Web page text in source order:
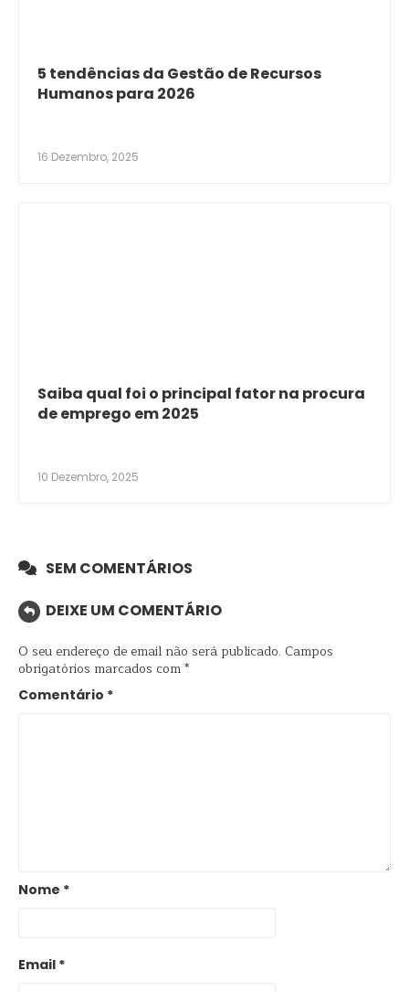
5 tendências da Gestão de Recursos
Humanos para 2026
16 Dezembro, 2025
Saiba qual foi o principal fator na procura
de emprego em 2025
10 Dezembro, 2025
SEM COMENTÁRIOS
DEIXE UM COMENTÁRIO
O seu endereço de email não será publicado. Campos
obrigatórios marcados com*
Comentário *
Nome *
Email *